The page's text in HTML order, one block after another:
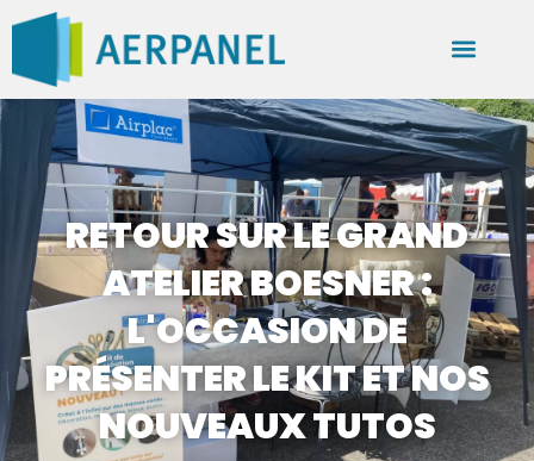
RETOUR SUR LE GRAND
ATELIER BOESNER :
L'OCCASION DE
PRÉSENTER LE KIT ET NOS
NOUVEAUX TUTOS